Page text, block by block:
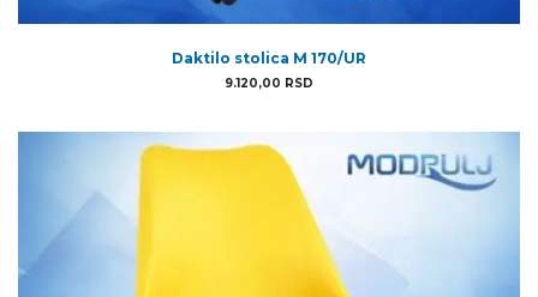
Daktilo stolica M 170/UR
9.120,00 RSD